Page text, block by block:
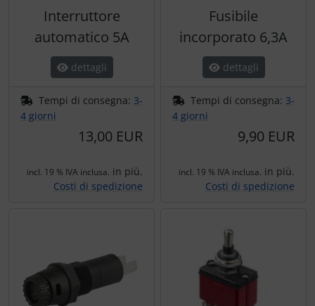
Interruttore
automatico 5A
dettagli
Tempi di consegna: 3-
4 giorni
13,00 EUR
incl. 19 % IVA inclusa. in più.
Costi di spedizione
Fusibile
incorporato 6,3A
dettagli
Tempi di consegna: 3-
4 giorni
9,90 EUR
incl. 19 % IVA inclusa. in più.
Costi di spedizione